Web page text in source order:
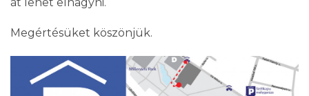
Megértésüket köszönjük.